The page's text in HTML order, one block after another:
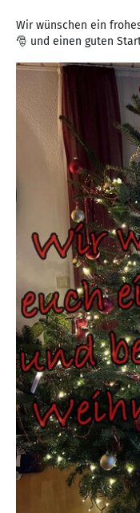
Wir wünschen ein
🎅 und einen guten